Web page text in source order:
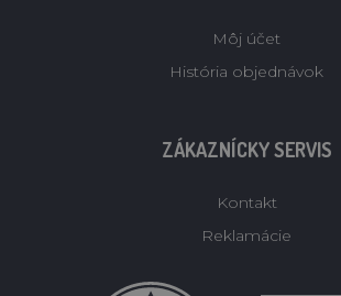
Môj účet
História objednávok
ZÁKAZNÍCKY SERVIS
Kontakt
Reklamácie